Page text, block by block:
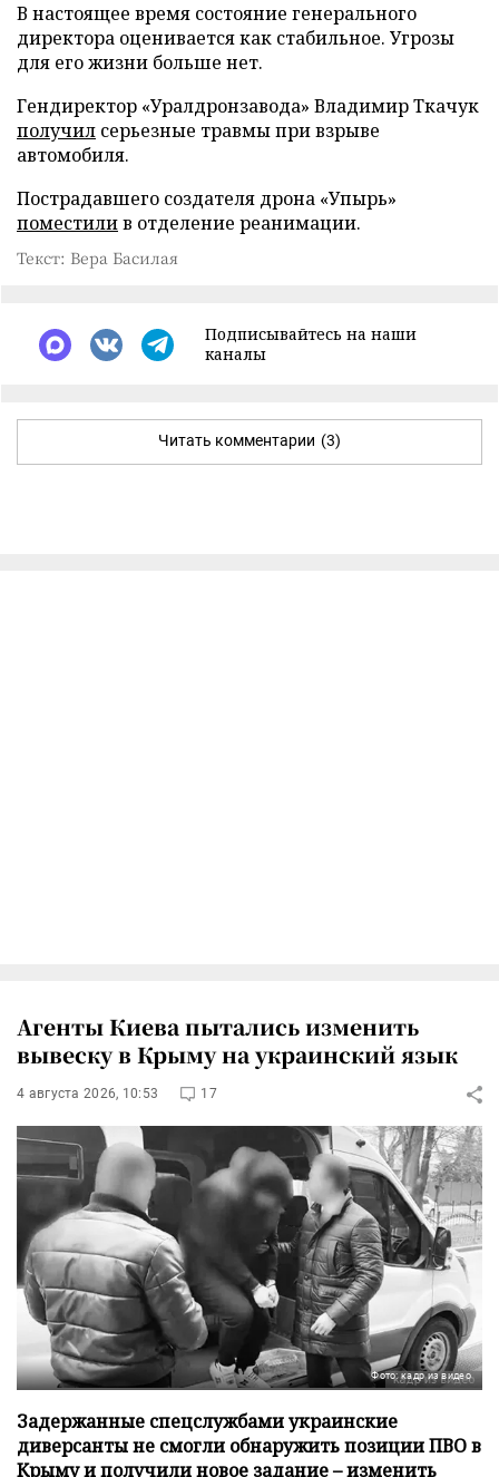
В настоящее время состояние генерального
директора оценивается как стабильное. Угрозы
для его жизни больше нет.
Гендиректор «Уралдронзавода» Владимир Ткачук
получил серьезные травмы при взрыве
автомобиля.
Пострадавшего создателя дрона «Упырь»
поместилив отделение реанимации.
Текст: Вера Басилая
Подписывайтесь на наши
каналы
Читать комментарии (3)
Агенты Киева пытались изменить
вывеску в Крыму на украинский язык
4 августа 2026, 10:53 17
Фото: кадр из видео
Задержанные спецслужбами украинские
диверсанты не смогли обнаружить позиции ПВО в
Крыму и получили новое задание – изменить